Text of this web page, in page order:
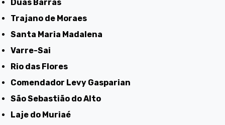
Duas Barras
Trajano de Moraes
Santa Maria Madalena
Varre-Sai
Rio das Flores
Comendador Levy Gasparian
São Sebastião do Alto
Laje do Muriaé